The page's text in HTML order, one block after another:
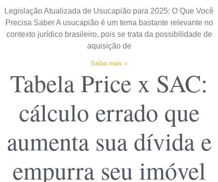
Legislação Atualizada de Usucapião para 2025: O Que Você
Precisa Saber A usucapião é um tema bastante relevante no
contexto jurídico brasileiro, pois se trata da possibilidade de
aquisição de
Saiba mais »
Tabela Price x SAC:
cálculo errado que
aumenta sua dívida e
empurra seu imóvel